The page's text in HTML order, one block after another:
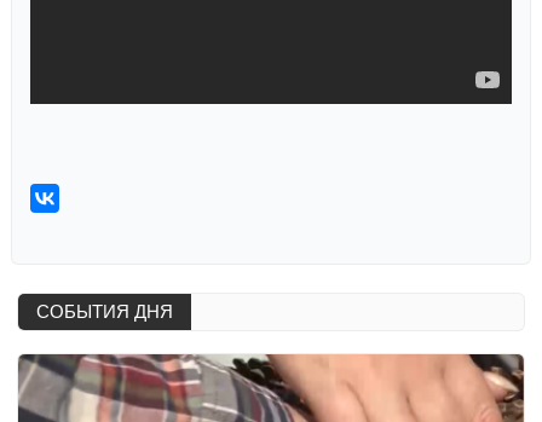
СОБЫТИЯ ДНЯ